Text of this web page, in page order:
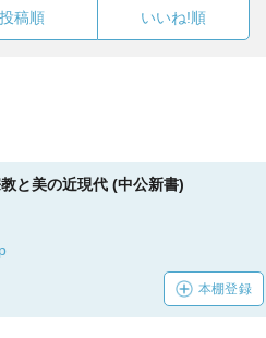
投稿順 いいね!順
と美の近現代 (中公新書)
本棚登録